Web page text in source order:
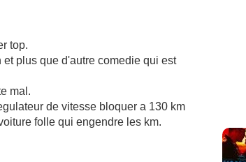
top.
plus que d'autre comedie qui est
mal.
de vitesse bloquer a 130 km
folle qui engendre les km.